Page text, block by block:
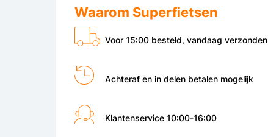
Waarom Superfietsen
Voor 15:00 besteld, vandaag verzonden
Achteraf en in delen betalen mogelijk
Klantenservice 10:00-16:00